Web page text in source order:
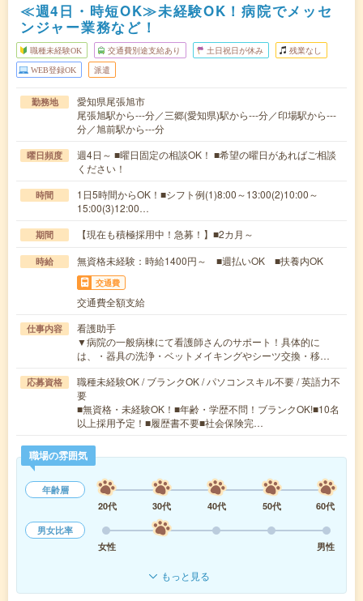
≪週4日・時短OK≫未経験OK！病院でメッセ
ンジャー業務など！
職種未経験OK 交通費別途支給あり 土日祝日が休み 残業なし
WEB登録OK 派遣
勤務地
愛知県尾張旭市
尾張旭駅から---分／三郷(愛知県)駅から---分／印場駅から---
分／旭前駅から---分
曜日頻度
週4日～ ■曜日固定の相談OK！ ■希望の曜日があればご相談
ください！
時間
1日5時間からOK！■シフト例(1)8:00～13:00(2)10:00～
15:00(3)12:00…
期間 【現在も積極採用中！急募！】■2カ月～
時給 無資格未経験：時給1400円～ ■週払いOK ■扶養内OK
交通費
交通費全額支給
仕事内容
看護助手
▼病院の一般病棟にて看護師さんのサポート！具体的に
は、・器具の洗浄・ベットメイキングやシーツ交換・移…
応募資格
職種未経験OK / ブランクOK / パソコンスキル不要 / 英語力不
要
■無資格・未経験OK！■年齢・学歴不問！ブランクOK!■10名
以上採用予定！■履歴書不要■社会保険完…
職場の雰囲気
年齢層
20代
30代 40代 50代
60代
男女比率
女性
男性
もっと見る